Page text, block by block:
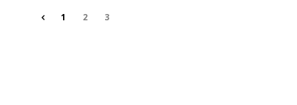
1 2 3